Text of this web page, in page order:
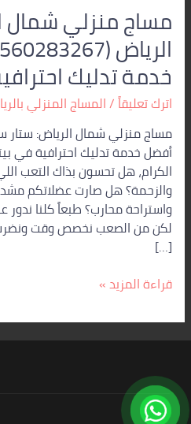
مساج منزلي شمال
خدمة تدليك
اترك تعليقاً/المساج المنزلي
أفضل خدمة تدليك احترافية في
الكرام، هل تحسون بذاك التعب
والزحمة؟ هل صارت عضلاتكم
واستراحة محارب؟ طبعاً كلنا
لكن من الصعب نخصص وقت ونضرب
[…]
شمال
الرياض:
ستار
سبا
الرياض
(0560283267)
–
أفضل
خدمة
تدليك
احترافية
في
بيتك
قراءة المزيد »